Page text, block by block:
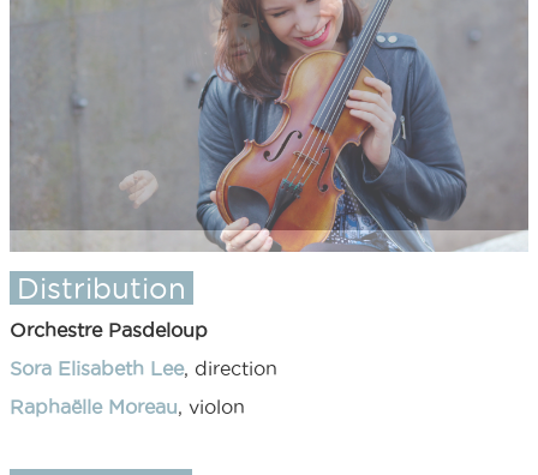
Distribution
Orchestre Pasdeloup
Sora Elisabeth Lee, direction
Raphaëlle Moreau, violon